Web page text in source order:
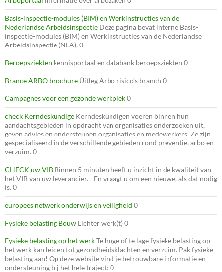
Basis-inspectie-modules (BIM) en Werkinstructies van de
Nederlandse Arbeidsinspectie Deze pagina bevat interne Basis-
inspectie-modules (BIM) en Werkinstructies van de Nederlandse
Arbeidsinspectie (NLA). 0
Beroepsziekten kennisportaal en databank beroepsziekten 0
Brance ARBO brochure Úitleg Arbo risico’s branch 0
Campagnes voor een gezonde werkplek0
check Kerndeskundige Kerndeskundigen voeren binnen hun
aandachtsgebieden in opdracht van organisaties onderzoeken uit,
geven advies en ondersteunen organisaties en medewerkers. Ze zijn
gespecialiseerd in de verschillende gebieden rond preventie, arbo en
verzuim. 0
CHECK uw VIB Binnen 5 minuten heeft u inzicht in de kwaliteit van
het VIB van uw leverancier. En vraagt u om een nieuwe, als dat nodig
is. 0
europees netwerk onderwijs en veiligheid 0
Fysieke belasting Bouw Lichter werk(t) 0
Fysieke belasting op het werkTe hoge of te lage fysieke belasting op
het werk kan leiden tot gezondheidsklachten en verzuim. Pak fysieke
belasting aan! Op deze website vind je betrouwbare informatie en
ondersteuning bij het hele traject: 0